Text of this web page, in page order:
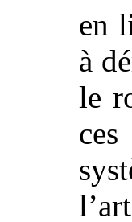
en
à
le